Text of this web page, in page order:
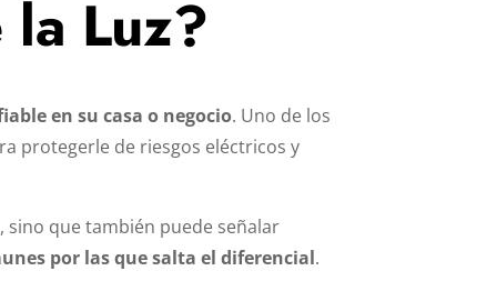
Luz?
en su casa o negocio. Uno de los
protegerle de riesgos eléctricos y
sino que también puede señalar
por las que salta el diferencial.